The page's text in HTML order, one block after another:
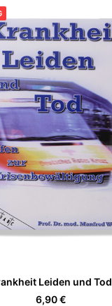
WEITERLESEN
Leiden und Tod
6,90€